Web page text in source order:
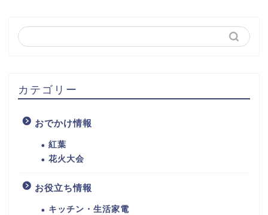
カテゴリー
おでかけ情報
紅葉
花火大会
お役立ち情報
キッチン・生活家電